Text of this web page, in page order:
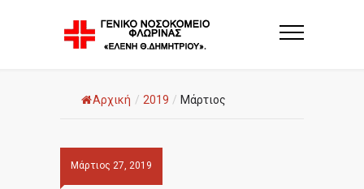
Αρχική / 2019 / Μάρτιος
Μάρτιος 27, 2019